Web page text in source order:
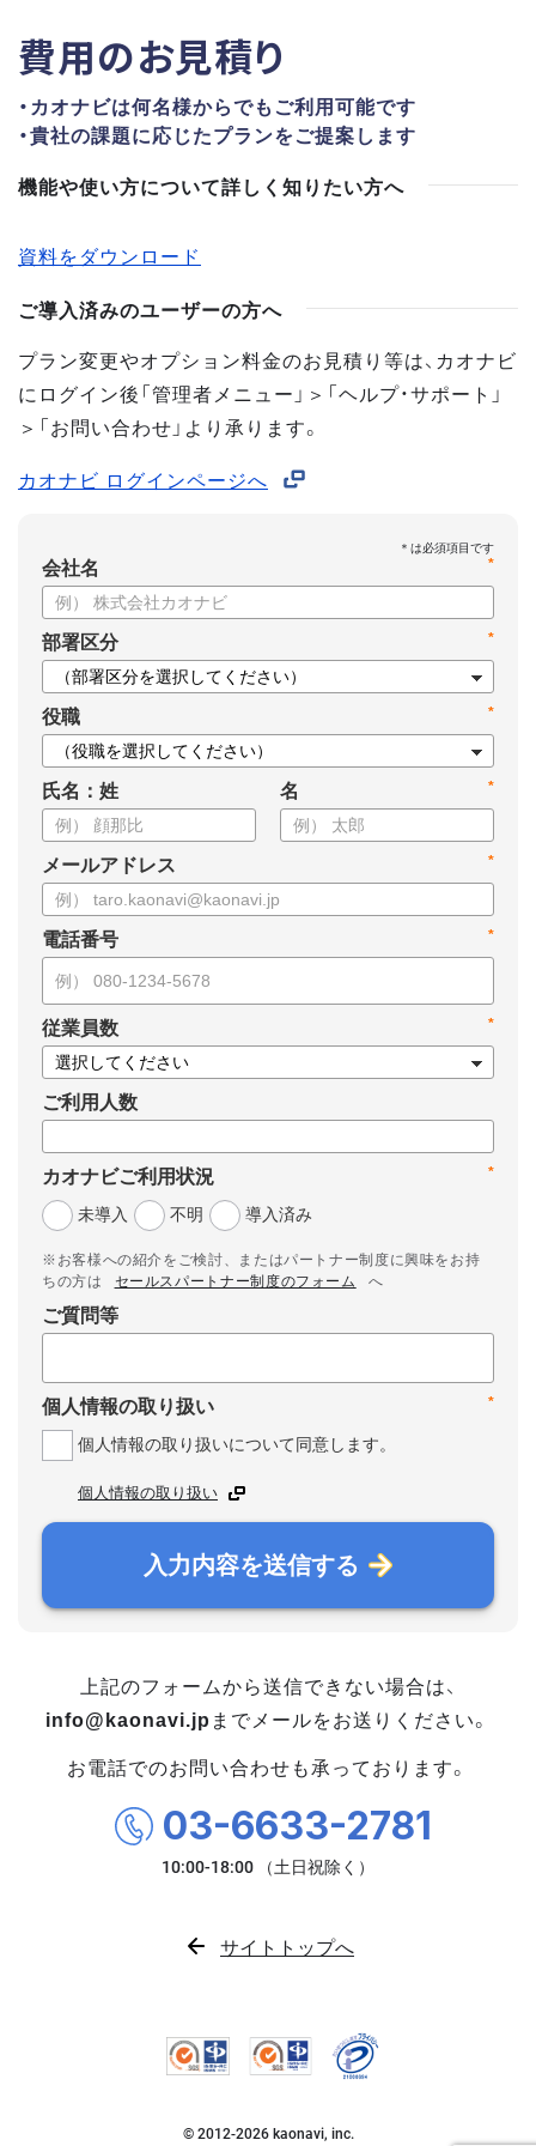
費用のお見積り
・カオナビは何名様からでもご利用可能です
・貴社の課題に応じたプランをご提案します
機能や使い方について詳しく知りたい方へ
資料をダウンロード
ご導入済みのユーザーの方へ
プラン変更やオプション料金のお見積り等は、カオナビ
にログイン後「管理者メニュー」＞「ヘルプ・サポート」
＞「お問い合わせ」より承ります。
カオナビ ログインページへ
*
会社名
*
部署区分
*
役職
氏名：姓 *
名
*
メールアドレス
*
電話番号
*
従業員数
ご利用人数
*
カオナビご利用状況
未導入
不明 導入済み
※お客様への紹介をご検討、またはパートナー制度に興味をお持
ちの方は
セールスパートナー制度のフォーム へ
ご質問等
*
個人情報の取り扱い
個人情報の取り扱いについて同意します。
個人情報の取り扱い
入力内容を送信する
上記のフォームから送信できない場合は、
info@kaonavi.jp までメールをお送りください。
お電話でのお問い合わせも承っております。
03-6633-2781
サイトトップへ
© 2012-2026kaonavi, inc.